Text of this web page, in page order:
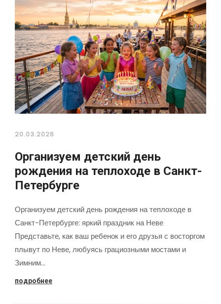
20.03.2026
Организуем детский день
рождения на теплоходе в Санкт-
Петербурге
Организуем детский день рождения на теплоходе в
Санкт-Петербурге: яркий праздник на Неве
Представьте, как ваш ребенок и его друзья с восторгом
плывут по Неве, любуясь грациозными мостами и
Зимним…
подробнее